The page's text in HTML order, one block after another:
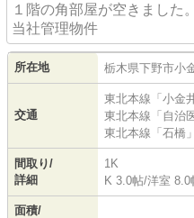
１階の角部屋が空きました。
当社管理物件
所在地 栃木県下野市小
交通
東北本線 「小金
東北本線 「自治
東北本線 「石橋
間取り/
詳細
1K
K 3.0帖/洋室 8.0
面積/